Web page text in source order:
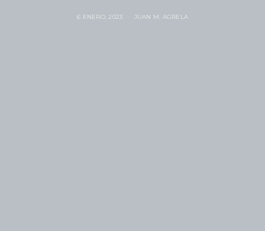
6 ENERO, 2023 JUAN M. AGRELA